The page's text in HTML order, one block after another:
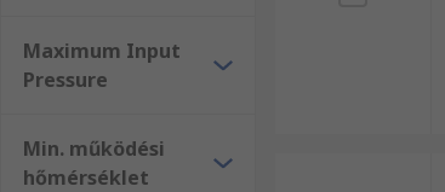
Maximum Input
Pressure
Min. működési
hőmérséklet